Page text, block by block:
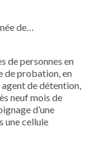
de…
de personnes en
de probation, en
de détention,
neuf mois de
d’une
une cellule